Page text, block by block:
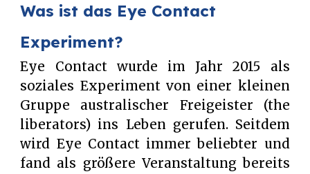
Was ist das Eye Contact
Experiment?
Eye Contact wurde im Jahr 2015 als
soziales Experiment von einer kleinen
Gruppe australischer Freigeister (the
liberators) ins Leben gerufen. Seitdem
wird Eye Contact immer beliebter und
fand als größere Veranstaltung bereits